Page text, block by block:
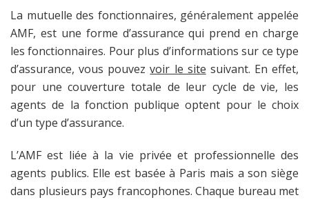
La mutuelle des fonctionnaires, généralement appelée
AMF, est une forme d’assurance qui prend en charge
les fonctionnaires. Pour plus d’informations sur ce type
d’assurance, vous pouvezvoir le site suivant. En effet,
pour une couverture totale de leur cycle de vie, les
agents de la fonction publique optent pour le choix
d’un type d’assurance.
L’AMF est liée à la vie privée et professionnelle des
agents publics. Elle est basée à Paris mais a son siège
dans plusieurs pays francophones. Chaque bureau met